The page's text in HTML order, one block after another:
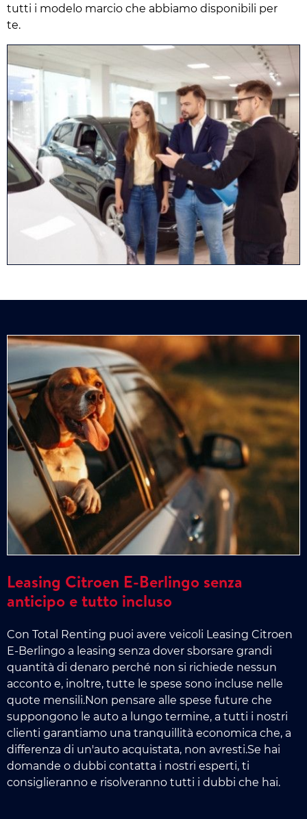
tutti i modelo marcio che abbiamo disponibili per
te.
Leasing Citroen E-Berlingo senza
anticipo e tutto incluso
Con Total Renting puoi avere veicoli Leasing Citroen
E-Berlingo a leasing senza dover sborsare grandi
quantità di denaro perché non si richiede nessun
acconto e, inoltre, tutte le spese sono incluse nelle
quote mensili.Non pensare alle spese future che
suppongono le auto a lungo termine, a tutti i nostri
clienti garantiamo una tranquillità economica che, a
differenza di un'auto acquistata, non avresti.Se hai
domande o dubbi contatta i nostri esperti, ti
consiglieranno e risolveranno tutti i dubbi che hai.